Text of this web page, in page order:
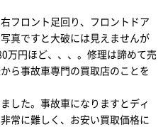
フロント足回り、フロントドア
真ですと大破には見えませんが
万円ほど、、、。修理は諦めて売
ら事故車専門の買取店のことを
した。事故車になりますとディ
常に難しく、お安い買取価格に